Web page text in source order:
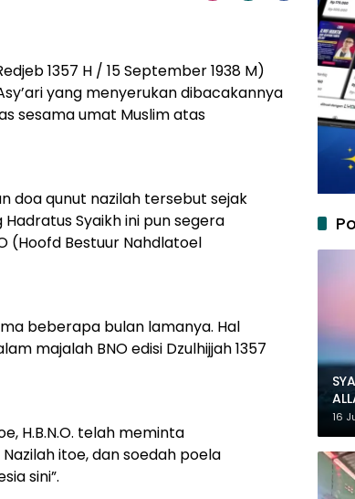
1357 H / 15 September 1938 M)
yang menyerukan dibacakannya
sesama umat Muslim atas
doa qunut nazilah tersebut sejak
Syaikh ini pun segera
(Hoofd Bestuur Nahdlatoel
beberapa bulan lamanya. Hal
majalah BNO edisi Dzulhijjah 1357
H.B.N.O. telah meminta
itoe, dan soedah poela
sini”.
16